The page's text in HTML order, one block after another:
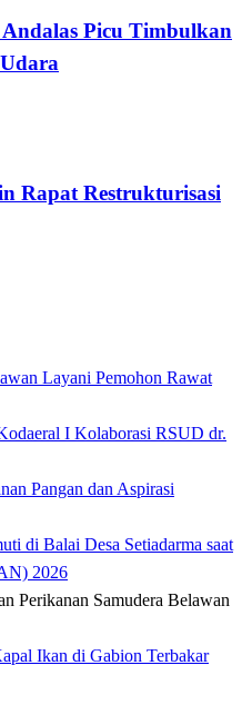
Picu Timbulkan
Rapat Restrukturisasi
Layani Pemohon Rawat
I Kolaborasi RSUD dr.
Pangan dan Aspirasi
di Balai Desa Setiadarma saat
2026
Ikan di Gabion Terbakar